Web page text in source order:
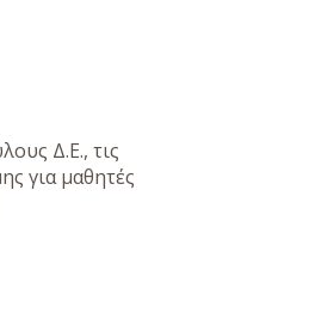
Δ.Ε., τις
για μαθητές